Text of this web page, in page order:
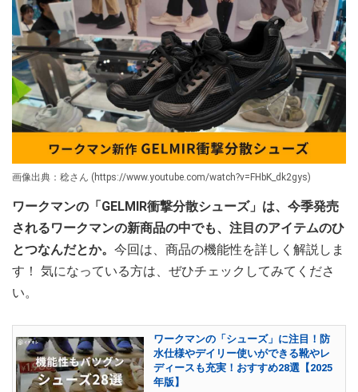
画像出典：稔さん (https://www.youtube.com/watch?v=FHbK_dk2gys)
ワークマンの「GELMIR衝撃分散シューズ」は、今季発売
されるワークマンの新商品の中でも、注目のアイテムのひ
とつなんだとか。 今回は、商品の機能性を詳しく解説しま
す！ 気になっている方は、ぜひチェックしてみてくださ
い。
ワークマンの「シューズ」に注目！防
水仕様やデイリー使いができる靴やレ
ディースも充実！おすすめ28選【2025
年版】